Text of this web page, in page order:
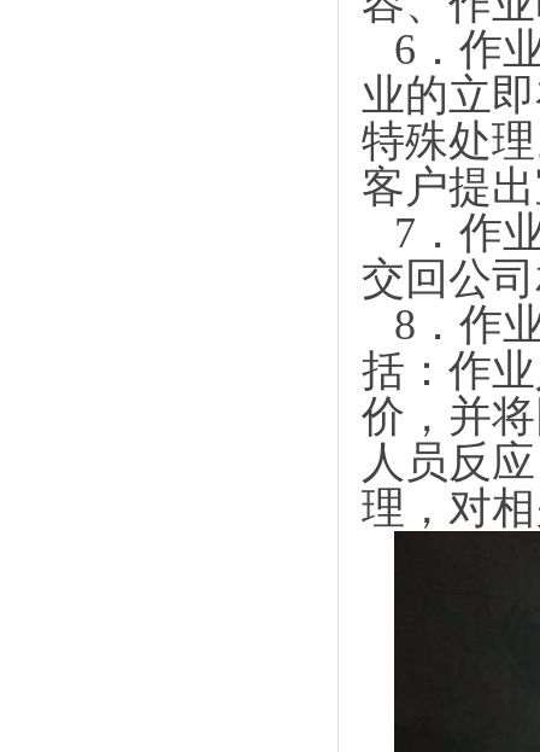
6． 作
业的立
特殊处
客户提
7． 作
交回公
8． 作
括：作
价，并
人员反
理，对